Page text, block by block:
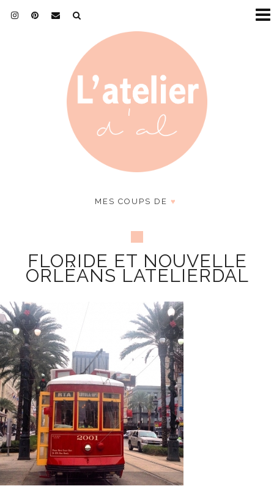
MES COUPS DE ♥
FLORIDE ET NOUVELLE
ORLÉANS LATELIERDAL